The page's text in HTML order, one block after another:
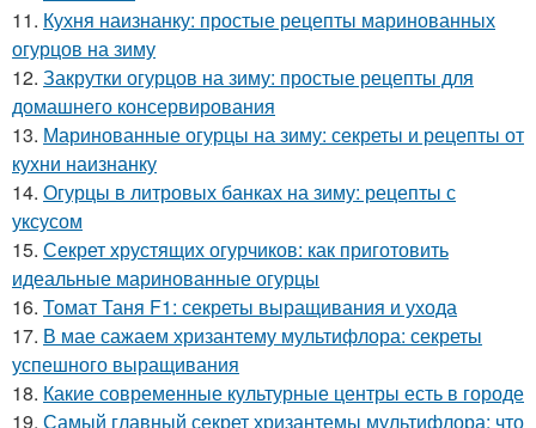
11. Кухня наизнанку: простые рецепты маринованных
огурцов на зиму
12. Закрутки огурцов на зиму: простые рецепты для
домашнего консервирования
13. Маринованные огурцы на зиму: секреты и рецепты от
кухни наизнанку
14. Огурцы в литровых банках на зиму: рецепты с
уксусом
15. Секрет хрустящих огурчиков: как приготовить
идеальные маринованные огурцы
16. Томат Таня F1: секреты выращивания и ухода
17. В мае сажаем хризантему мультифлора: секреты
успешного выращивания
18. Какие современные культурные центры есть в городе
19. Самый главный секрет хризантемы мультифлора: что